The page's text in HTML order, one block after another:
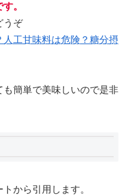
。
うぞ
工甘味料は危険？糖分摂
簡単で美味しいので是非
から引用します。